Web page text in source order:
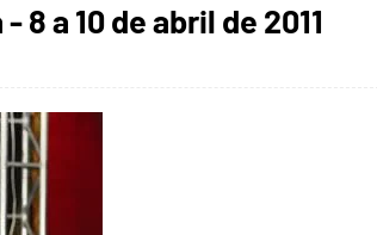
8 a 10 de abril de 2011